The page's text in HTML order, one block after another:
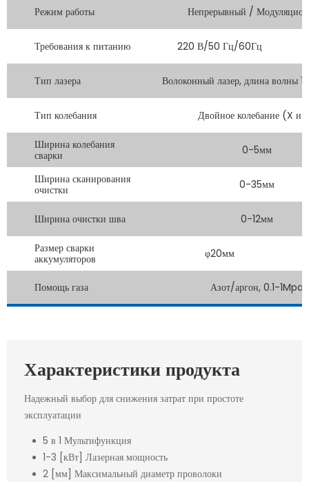
Режим работы Непрерывный /
Требования к питанию 220 В/50 Гц/60Гц
Тип лазера Волоконный лазер, длина волны
Тип колебания Двойное колебание (X и
Ширина колебания
сварки
0-5мм
Ширина сканирования
очистки
0-35мм
Ширина очистки шва 0-12мм
Размер сварки
аккумуляторов
φ20мм
Помощь газа Азот/аргон, 0.1-1Mpa
Характеристики продукта
Надежный выбор для снижения затрат при простоте
эксплуатации
5 в 1 Мультифункция
1-3 [кВт] Лазерная мощность
2 [мм] Максимальный диаметр проволоки